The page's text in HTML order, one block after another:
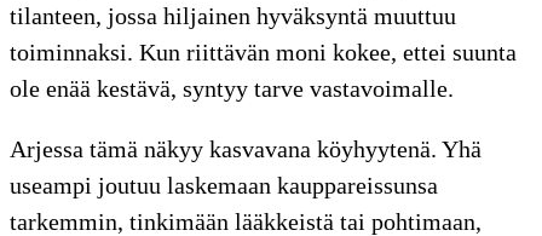
tilanteen, jossa hiljainen hyväksyntä muuttuu
toiminnaksi. Kun riittävän moni kokee, ettei suunta
ole enää kestävä, syntyy tarve vastavoimalle.
Arjessa tämä näkyy kasvavana köyhyytenä. Yhä
useampi joutuu laskemaan kauppareissunsa
tarkemmin, tinkimään lääkkeistä tai pohtimaan,